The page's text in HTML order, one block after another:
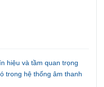
hiệu và tầm quan trọng
trong hệ thống âm thanh